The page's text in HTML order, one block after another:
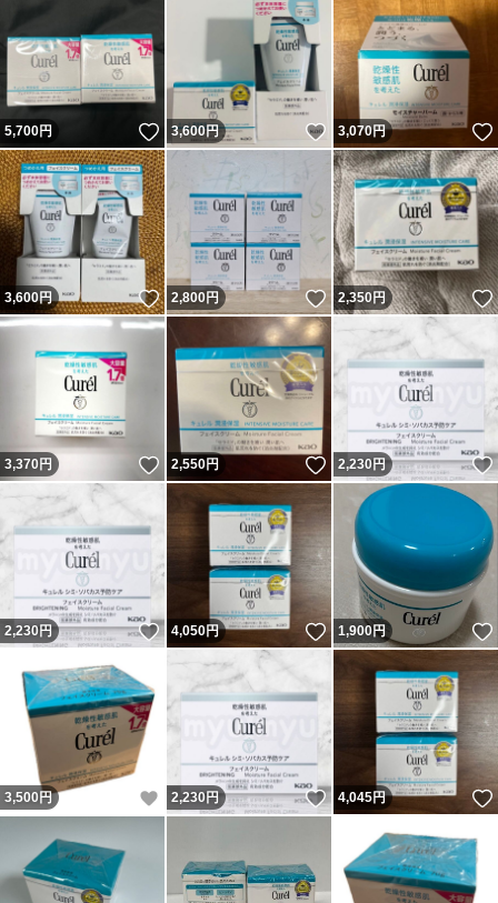
5,700円 いいね！
3,600円 いいね！
3,070円
3,600円 いいね！
2,800円 いいね！
2,350円
3,370円 いいね！
2,550円 いいね！
2,230円
2,230円 いいね！
4,050円 いいね！
1,900円
3,500 円 いいね！
2,230円 いいね！
4,045円